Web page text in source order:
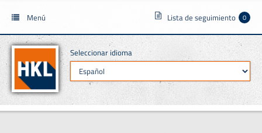
Seleccionar idioma
Menú Lista de seguimiento 0